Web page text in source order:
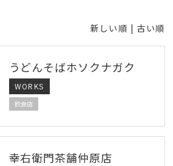
新しい順 | 古い順
うどんそばホソクナガク
WORKS
飲食店
幸右衛門茶舗仲原店